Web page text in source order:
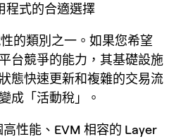
程式的合適選擇
的類別之一。如果您希望
台競爭的能力，其基礎設施
態快速更新和複雜的交易流
成「活動稅」。
高性能、EVM 相容的 Layer